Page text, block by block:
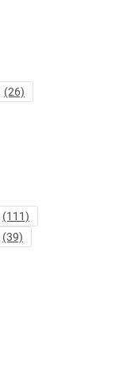
(26)
(111)
(39)